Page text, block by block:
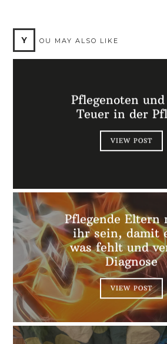
Y OU MAY ALSO LIKE
Pflegenoten
Teuer in der
VIEW POST
Pflegende Eltern
ihr sein, damit
was fehlt und
Diagnose
VIEW POST